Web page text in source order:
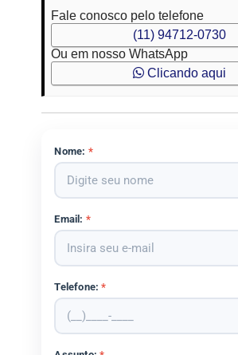
Fale conosco pelo telefone
(11) 94712-0730
Ou em nosso WhatsApp
Clicando aqui
Nome: *
Email: *
Telefone:*